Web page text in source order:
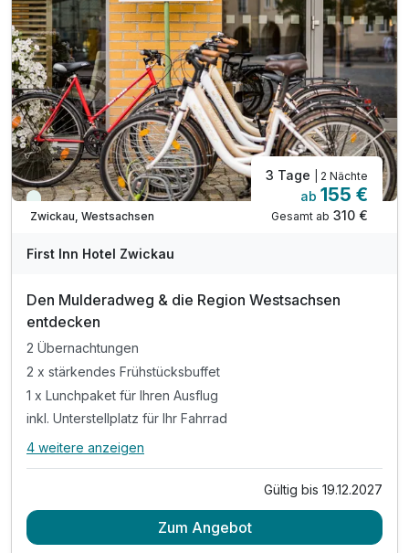
Viele Termine frei
Zwickau, Westsachsen
3 Tage | 2 Nächte
ab 155 €
Gesamt ab 310 €
First Inn Hotel Zwickau
Den Mulderadweg & die Region Westsachsen
entdecken
2 Übernachtungen
2 x stärkendes Frühstücksbuffet
1 x Lunchpaket für Ihren Ausflug
inkl. Unterstellplatz für Ihr Fahrrad
Alle Inklusivleistungen
2 x stärkendes Frühstücksbuffet
4 weitere anzeigen
Gültig bis 19.12.2027
Zum Angebot